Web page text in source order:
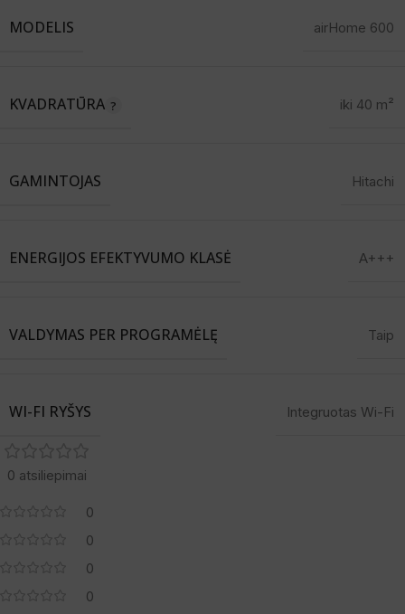
MODELIS airHome 600
KVADRATŪRA iki 40 m²
GAMINTOJAS Hitachi
ENERGIJOS EFEKTYVUMO KLASĖ A+++
VALDYMAS PER PROGRAMĖLĘ Taip
WI-FI RYŠYS Integruotas Wi-Fi
0 atsiliepimai
0
0
0
0